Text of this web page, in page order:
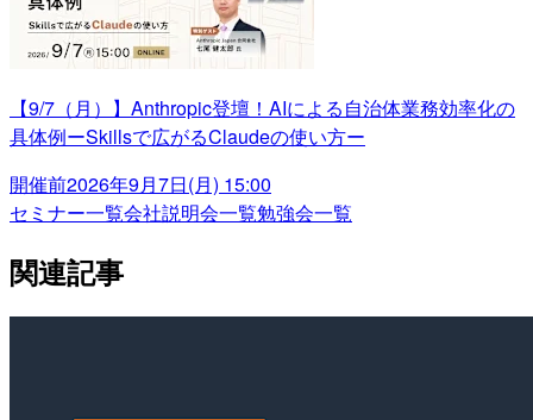
【9/7（月）】Anthropic登壇！AIによる自治体業務効率化の
具体例ーSkillsで広がるClaudeの使い方ー
開催前2026年9月7日(月) 15:00
セミナー一覧会社説明会一覧勉強会一覧
関連記事